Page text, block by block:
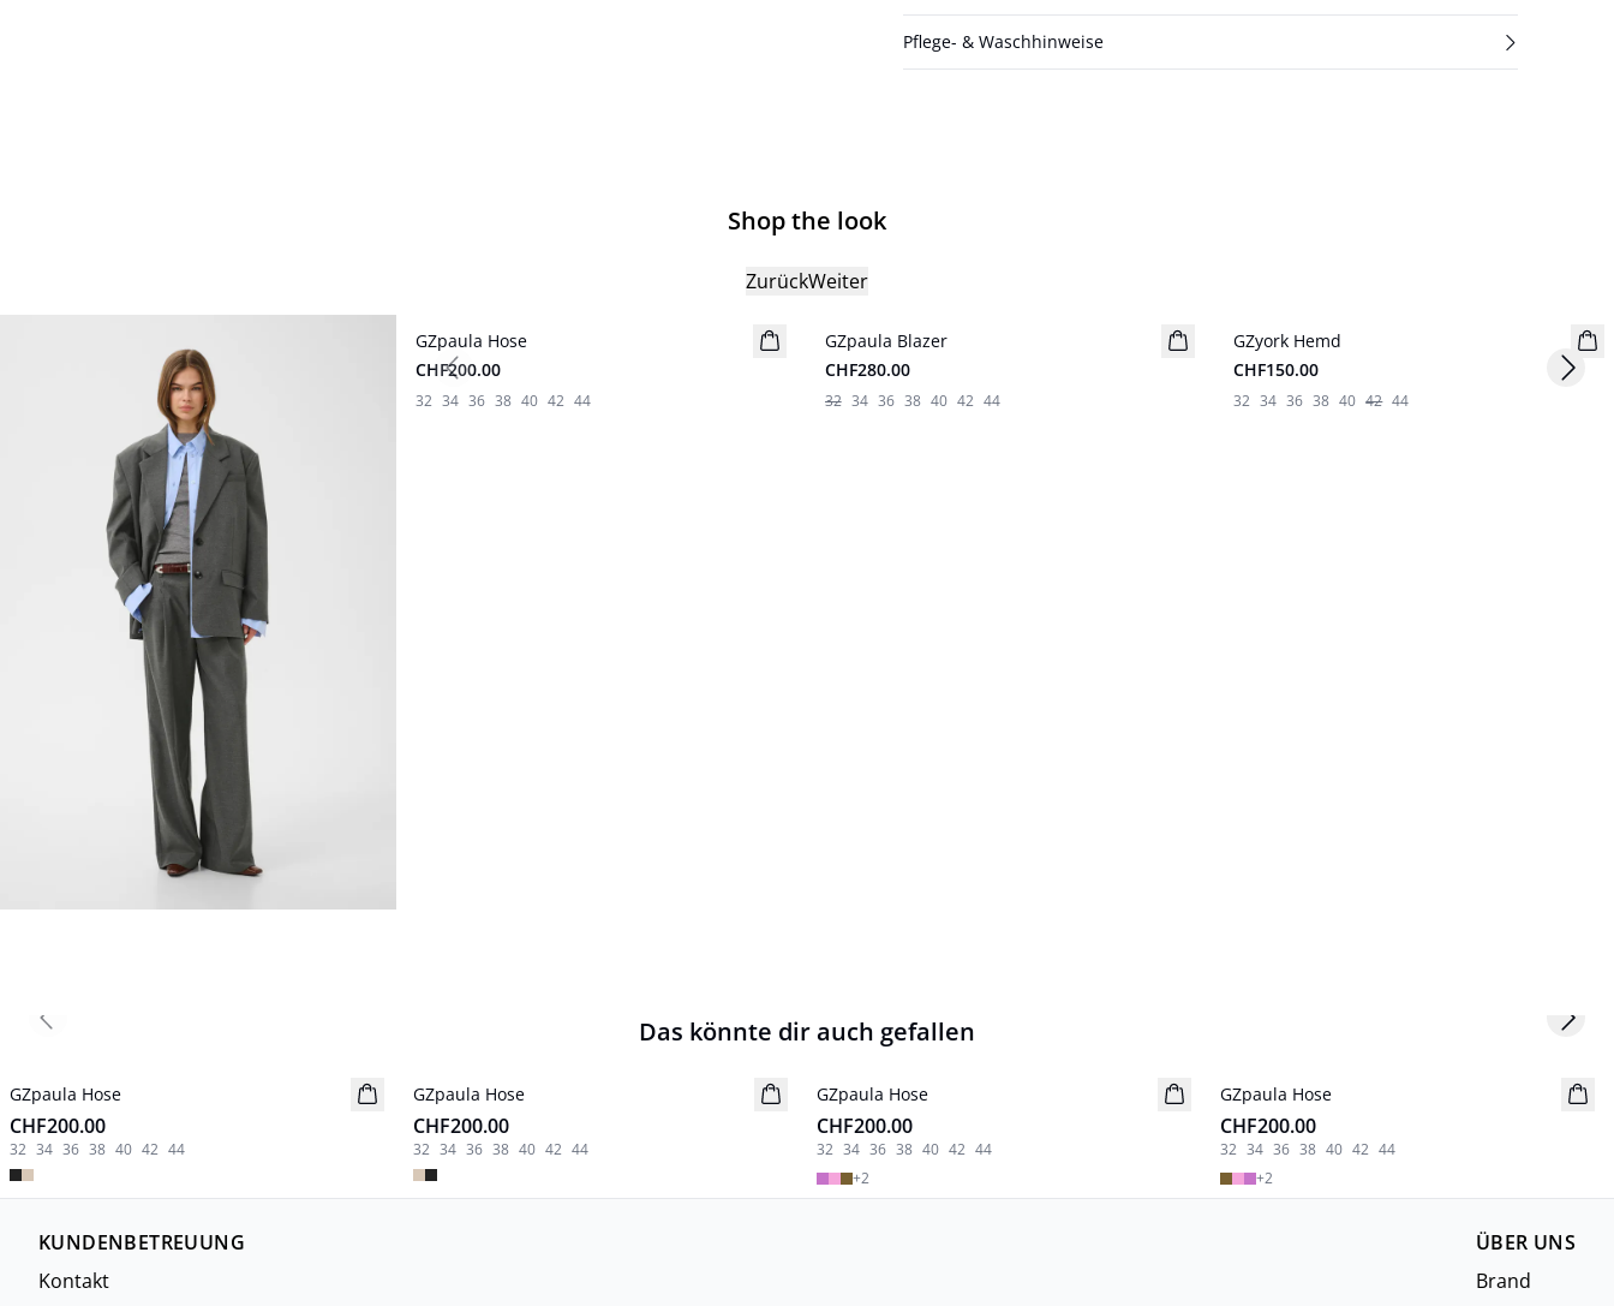
Pflege- & Waschhinweise
Shop the look
ZurückWeiter
Neuheiten
GZpaula Hose
CHF200.00
32 34 36 38 40 42 44
Neuheiten
GZpaula Blazer
CHF280.00
32 34 36 38 40 42 44
Neuheiten
GZyork Hemd
CHF150.00
32 34 36 38 40 42 44
Previous slide Next
Das könnte dir auch gefallen
Neuheiten
GZpaula Hose
CHF200.00
32 34 36 38 40 42 44
Neuheiten
GZpaula Hose
CHF200.00
32 34 36 38 40 42 44
Neuheiten
GZpaula Hose
CHF200.00
32 34 36 38 40 42 44
+2
Neuheiten
GZpaula Hose
CHF200.00
32 34 36 38 40 42 44
+2
Previous slide Next
KUNDENBETREUUNG
Kontakt
ÜBER UNS
Brand